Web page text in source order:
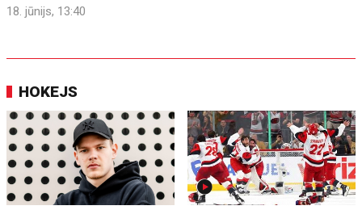
18. jūnijs, 13:40
HOKEJS